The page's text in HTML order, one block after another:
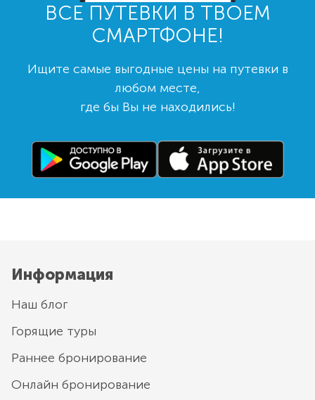
ВСЕ ПУТЕВКИ В ТВОЕМ
СМАРТФОНЕ!
Ищите самые выгодные цены на путевки в
любом месте,
где бы Вы не находились!
Информация
Наш блог
Горящие туры
Раннее бронирование
Онлайн бронирование